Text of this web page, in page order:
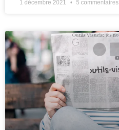
1 décembre 2021 5 commentaires